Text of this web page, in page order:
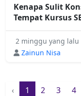
Kenapa Sulit
Tempat Kursus
Depanmu
2 minggu yang lalu
Zainun Nisa
‹ 1 2 3 4